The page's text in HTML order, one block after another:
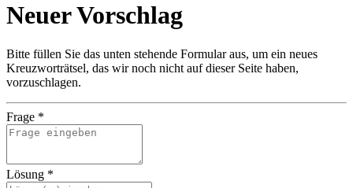
Neuer Vorschlag
Bitte füllen Sie das unten stehende Formular aus, um ein neues
Kreuzworträtsel, das wir noch nicht auf dieser Seite haben,
vorzuschlagen.
Frage *
Lösung *